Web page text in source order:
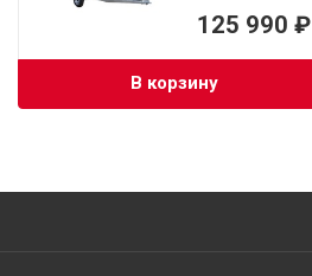
125 990 ₽
В корзину